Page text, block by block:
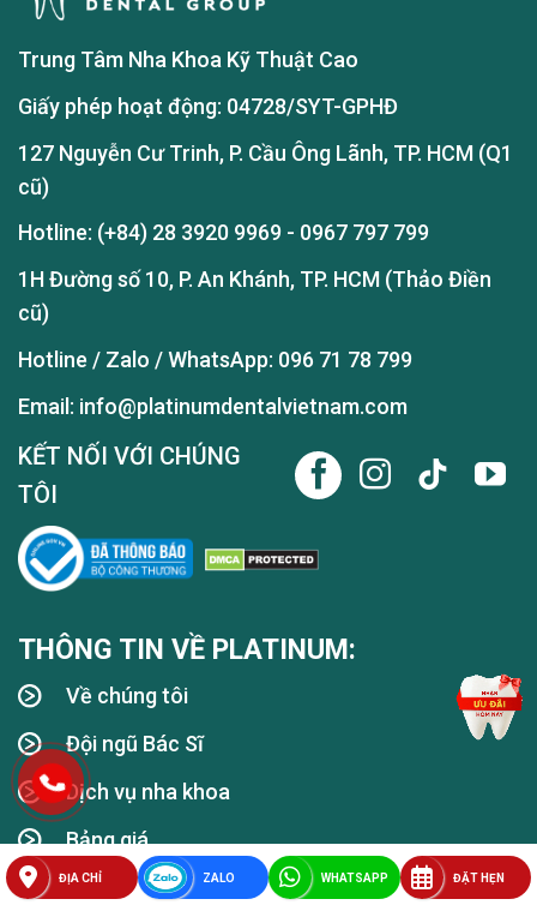
ĐỊA CHỈ ZALO WHATSAPP ĐẶT HẸN
Trung Tâm Nha Khoa Kỹ Thuật Cao
Giấy phép hoạt động: 04728/SYT-GPHĐ
127 Nguyễn Cư Trinh, P. Cầu Ông Lãnh, TP. HCM (Q1
cũ)
Hotline: (+84) 28 3920 9969 - 0967 797 799
1H Đường số 10, P. An Khánh, TP. HCM (Thảo Điền
cũ)
Hotline / Zalo / WhatsApp: 096 71 78 799
Email: info@platinumdentalvietnam.com
KẾT NỐI VỚI CHÚNG
TÔI
THÔNG TIN VỀ PLATINUM:
Về chúng tôi
Đội ngũ Bác Sĩ
Dịch vụ nha khoa
Bảng giá
Kiến thức nha khoa